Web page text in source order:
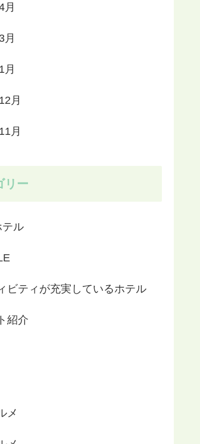
月
月
月
月
月
リー
テル
ビティが充実しているホテル
紹介
メ